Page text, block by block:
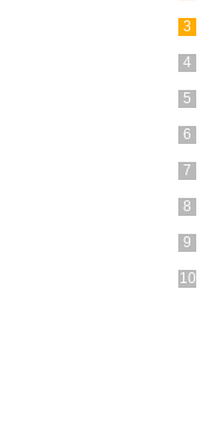
3
4
5
6
7
8
9
10